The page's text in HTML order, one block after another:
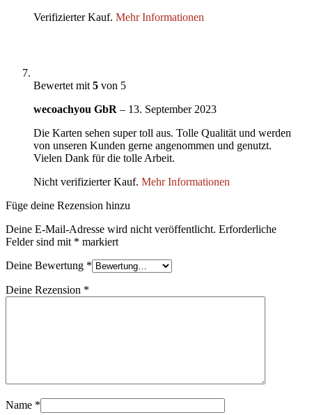
Verifizierter Kauf. Mehr Informationen
Bewertet mit 5 von 5
wecoachyou GbR – 13. September 2023
Die Karten sehen super toll aus. Tolle Qualität und werden
von unseren Kunden gerne angenommen und genutzt.
Vielen Dank für die tolle Arbeit.
Nicht verifizierter Kauf. Mehr Informationen
Füge deine Rezension hinzu
Deine E-Mail-Adresse wird nicht veröffentlicht. Erforderliche
Felder sind mit * markiert
Deine Bewertung *
Deine Rezension *
Name *